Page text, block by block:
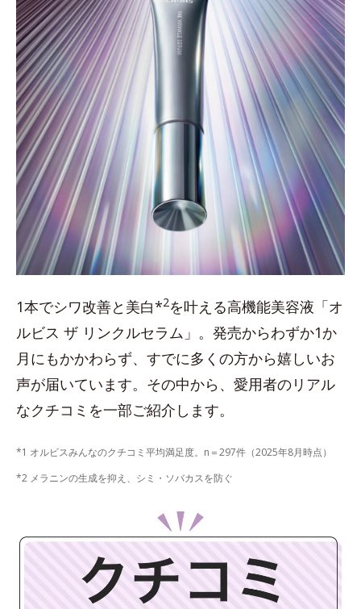
1本でシワ改善と美白*2を叶える高機能美容液「オ
ルビス ザ リンクルセラム」。発売からわずか1か
月にもかかわらず、すでに多くの方から嬉しいお
声が届いています。その中から、愛用者のリアル
なクチコミを一部ご紹介します。
*1 オルビスみんなのクチコミ平均満足度。n＝297件（2025年8月時点）
*2 メラニンの生成を抑え、シミ・ソバカスを防ぐ